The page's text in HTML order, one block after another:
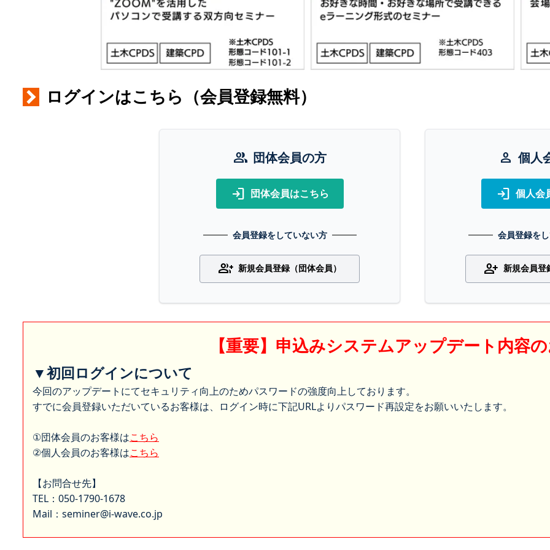
ログインはこちら（会員登録無料）
group 団体会員の方
login 団体会員はこちら
会員登録をしていない方
group_add 新規会員登録（団体会員）
person 個人
login 個人会
会員登録を
person_add 新規会員登
【重要】申込みシステムアップデート内容
▼初回ログインについて
今回のアップデートにてセキュリティ向上のためパスワードの強度向上しております。
すでに会員登録いただいているお客様は、ログイン時に下記URLよりパスワード再設定をお願いいたします。
①団体会員のお客様はこちら
②個人会員のお客様はこちら
【お問合せ先】
TEL：050-1790-1678
Mail：seminer@i-wave.co.jp